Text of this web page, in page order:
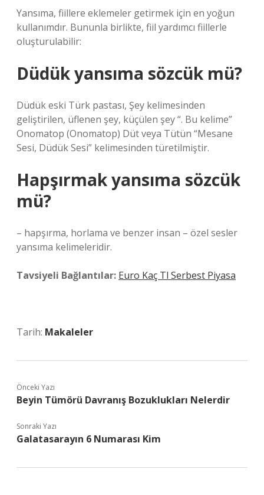
Yansıma, fiillere eklemeler getirmek için en yoğun
kullanımdır. Bununla birlikte, fiil yardımcı fiillerle
oluşturulabilir:
Düdük yansıma sözcük mü?
Düdük eski Türk pastası, Şey kelimesinden
geliştirilen, üflenen şey, küçülen şey “. Bu kelime”
Onomatop (Onomatop) Düt veya Tütün “Mesane
Sesi, Düdük Sesi” kelimesinden türetilmiştir.
Hapşırmak yansıma sözcük
mü?
– hapşırma, horlama ve benzer insan – özel sesler
yansıma kelimeleridir.
Tavsiyeli Bağlantılar: Euro Kaç Tl Serbest Piyasa
Tarih: Makaleler
Önceki Yazı
Beyin Tümörü Davranış Bozuklukları Nelerdir
Sonraki Yazı
Galatasarayın 6 Numarası Kim